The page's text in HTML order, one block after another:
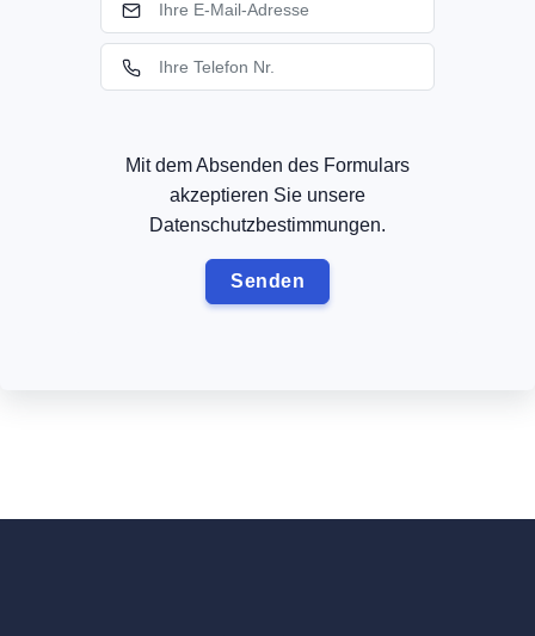
Mit dem Absenden des Formulars
akzeptieren Sie unsere
Datenschutzbestimmungen.